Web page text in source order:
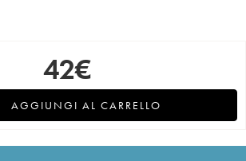
42€
AGGIUNGI AL CARRELLO